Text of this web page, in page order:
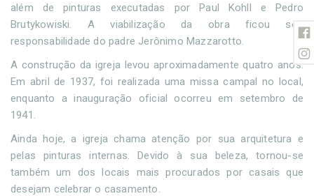
além de pinturas executadas por Paul Kohll e Pedro
Brutykowiski. A viabilização da obra ficou sob
responsabilidade do padre Jerônimo Mazzarotto.
A construção da igreja levou aproximadamente quatro anos.
Em abril de 1937, foi realizada uma missa campal no local,
enquanto a inauguração oficial ocorreu em setembro de
1941.
Ainda hoje, a igreja chama atenção por sua arquitetura e
pelas pinturas internas. Devido à sua beleza, tornou-se
também um dos locais mais procurados por casais que
desejam celebrar o casamento.